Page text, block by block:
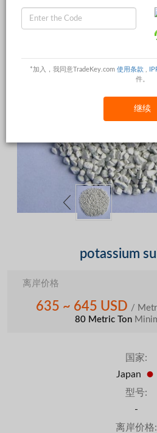
*加入，我同意TradeKey.com 使用条款
件。
继续
potassium
离岸价格
635 ~ 645 USD /
80 Metric Ton
国家:
Japan
型号:
-
离岸价格: